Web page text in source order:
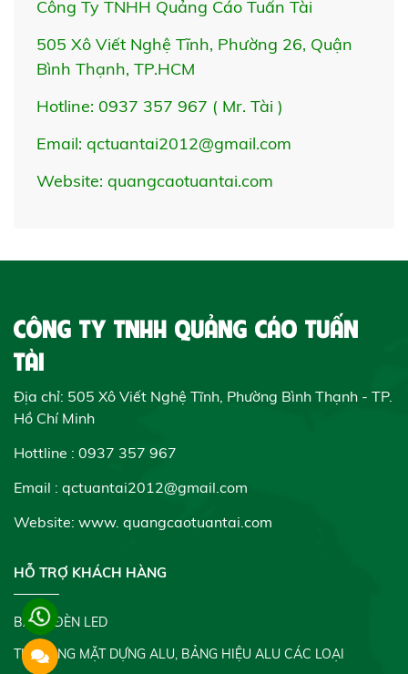
Công Ty TNHH Quảng Cáo Tuấn Tài
505 Xô Viết Nghệ Tĩnh, Phường 26, Quận
Bình Thạnh, TP.HCM
Hotline: 0937 357 967 ( Mr. Tài )
Email: qctuantai2012@gmail.com
Website: quangcaotuantai.com
CÔNG TY TNHH QUẢNG CÁO TUẤN
TÀI
Địa chỉ: 505 Xô Viết Nghệ Tĩnh, Phường Bình Thạnh - TP.
Hồ Chí Minh
Hottline : 0937 357 967
Email : qctuantai2012@gmail.com
Website: www. quangcaotuantai.com
HỖ TRỢ KHÁCH HÀNG
BẢNG ĐÈN LED
THI CÔNG MẶT DỰNG ALU, BẢNG HIỆU ALU CÁC LOẠI